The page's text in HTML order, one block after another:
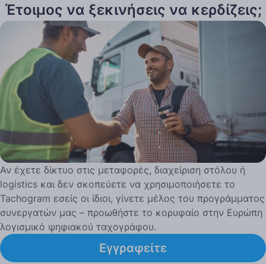
Έτοιμος να ξεκινήσεις να κερδίζεις;
Αν έχετε δίκτυο στις μεταφορές, διαχείριση στόλου ή
logistics και δεν σκοπεύετε να χρησιμοποιήσετε το
Tachogram εσείς οι ίδιοι, γίνετε μέλος του προγράμματος
συνεργατών μας – προωθήστε το κορυφαίο στην Ευρώπη
λογισμικό ψηφιακού ταχογράφου.
Εγγραφείτε